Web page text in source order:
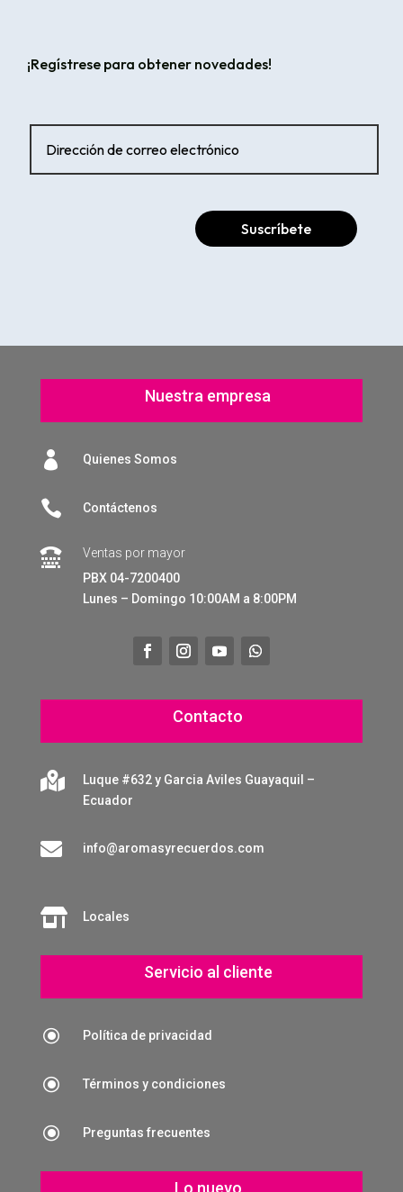
¡Regístrese para obtener novedades!
Suscríbete
Nuestra empresa
 Quienes Somos
 Contáctenos

Ventas por mayor
PBX 04-7200400
Lunes – Domingo 10:00AM a 8:00PM
Contacto

Luque #632 y Garcia Aviles Guayaquil –
Ecuador
 info@aromasyrecuerdos.com
 Locales
Servicio al cliente
\ Política de privacidad
\ Términos y condiciones
\ Preguntas frecuentes